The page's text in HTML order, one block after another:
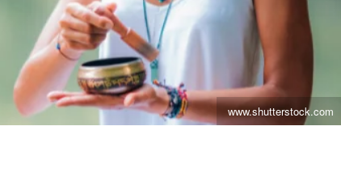
www.shutterstock.com